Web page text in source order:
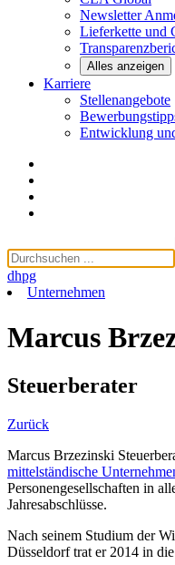
Newsletter
Lieferkette und
Alles anzeigen
Karriere
Stellenangebote
Entwicklung
dhpg
Unternehmen
Marcus
Steuerberater
Zurück
Marcus Brzezinski
mittelständische
Personengesellschaften in
Jahresabschlüsse.
Nach seinem Studium der
Düsseldorf trat er 2014 in